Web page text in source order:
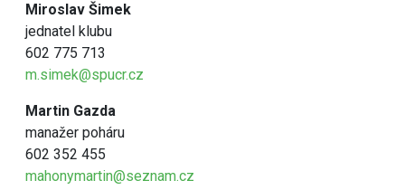
Miroslav Šimek
jednatel klubu
602 775 713
m.simek@spucr.cz
Martin Gazda
manažer poháru
602 352 455
mahonymartin@seznam.cz